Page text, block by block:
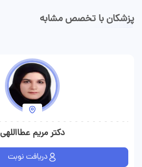
پزشکان با تخصص مشابه
دکتر مریم عطااللهی
دریافت نوبت